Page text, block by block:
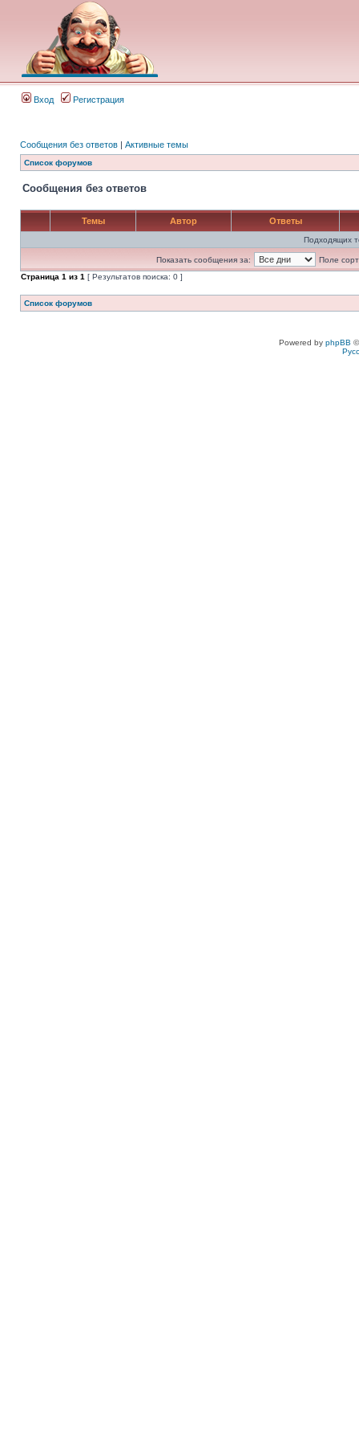
Вход Регистрация
Сообщения без ответов | Активные темы
Список форумов
Сообщения без ответов
Темы Автор Ответы
Подходящих
Показать сообщения за:
Поле
Страница 1 из 1 [ Результатов поиска: 0 ]
Список форумов
Powered by phpBB